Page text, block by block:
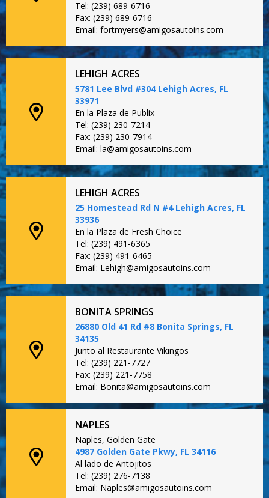
Tel: (239) 689-6716
Fax: (239) 689-6716
Email: fortmyers@amigosautoins.com
LEHIGH ACRES
5781 Lee Blvd #304 Lehigh Acres, FL
33971
En la Plaza de Publix
Tel: (239) 230-7214
Fax: (239) 230-7914
Email: la@amigosautoins.com
LEHIGH ACRES
25 Homestead Rd N #4 Lehigh Acres, FL
33936
En la Plaza de Fresh Choice
Tel: (239) 491-6365
Fax: (239) 491-6465
Email: Lehigh@amigosautoins.com
BONITA SPRINGS
26880 Old 41 Rd #8 Bonita Springs, FL
34135
Junto al Restaurante Vikingos
Tel: (239) 221-7727
Fax: (239) 221-7758
Email: Bonita@amigosautoins.com
NAPLES
Naples, Golden Gate
4987 Golden Gate Pkwy, FL 34116
Al lado de Antojitos
Tel: (239) 276-7138
Email: Naples@amigosautoins.com